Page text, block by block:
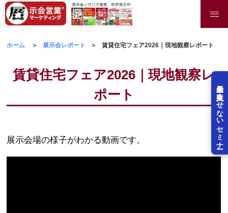
展示会を失敗させないセミナー
ホーム 展示会レポート 賃貸住宅フェア2026｜現地観察レポート
賃貸住宅フェア2026｜現地観察レ
ポート
展示会場の様子がわかる動画です。